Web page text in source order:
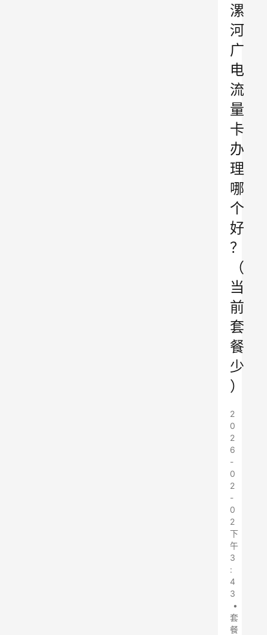
漯
河
广
电
流
量
卡
办
理
哪
个
好
？
（
当
前
套
餐
少
）
2
0
2
6
-
0
2
-
0
2
下
午
3
:
4
3
•
套
餐